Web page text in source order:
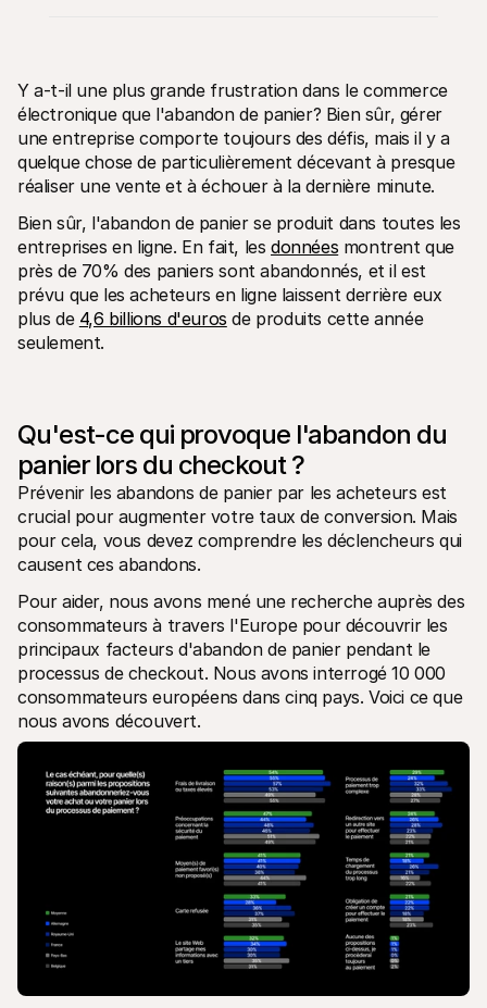
Ressources techniques
Portail développeurs
Découvrez les ressources de développement et les mises à
jour
Bibliothèques
Intégrez Mollie avec des packages prêts à l'emploi
Communauté Discord
Rejoignez notre communauté de développeurs
API
Lisez
À propos de Mollie
Tarifs
Consultez nos tarifs
À propos
Mollie
Nous rejoindre
Rejoignez notre équipe - nous
recrutons !
Contact
Pour les consommateurs
Découvrez pourquoi Mollie figure sur votre relevé bancaire
Pour les clients Mollie
Contactez notre équipe support
Découvrez comment nous pouvons aider votre entreprise
Y a-t-il une plus grande frustration dans le commerce
électronique que l'abandon de panier? Bien sûr, gérer
une entreprise comporte toujours des défis, mais il y a
quelque chose de particulièrement décevant à presque
réaliser une vente et à échouer à la dernière minute.
Bien sûr, l'abandon de panier se produit dans toutes les
entreprises en ligne. En fait, les données montrent que
près de 70% des paniers sont abandonnés, et il est
prévu que les acheteurs en ligne laissent derrière eux
plus de 4,6 billions d'euros de produits cette année
seulement.
Qu'est-ce qui provoque l'abandon du
panier lors du checkout ?
Prévenir les abandons de panier par les acheteurs est
crucial pour augmenter votre taux de conversion. Mais
pour cela, vous devez comprendre les déclencheurs qui
causent ces abandons.
Pour aider, nous avons mené une recherche auprès des
consommateurs à travers l'Europe pour découvrir les
principaux facteurs d'abandon de panier pendant le
processus de checkout. Nous avons interrogé 10 000
consommateurs européens dans cinq pays. Voici ce que
nous avons découvert.